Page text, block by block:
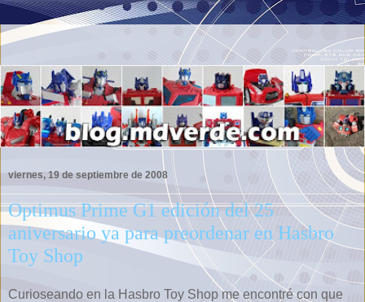
viernes, 19 de septiembre de 2008
Optimus Prime G1 edición del 25
aniversario ya para preordenar en Hasbro
Toy Shop
Curioseando en la Hasbro Toy Shop me encontré con que